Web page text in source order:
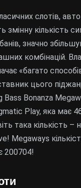
слотів,
кількість
значно
комбінацій.
«багато
цього
Bass Bonanza
Play, яка має
така кількість
Megaways
200704!